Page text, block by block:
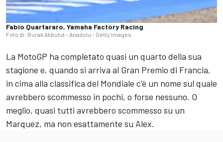
Fabio Quartararo, Yamaha Factory Racing
Foto di: Burak Akbulut - Anadolu - Getty Images
La MotoGP ha completato quasi un quarto della sua
stagione e, quando si arriva al Gran Premio di Francia,
in cima alla classifica del Mondiale c'è un nome sul quale
avrebbero scommesso in pochi, o forse nessuno. O
meglio, quasi tutti avrebbero scommesso su un
Marquez, ma non esattamente su Alex.